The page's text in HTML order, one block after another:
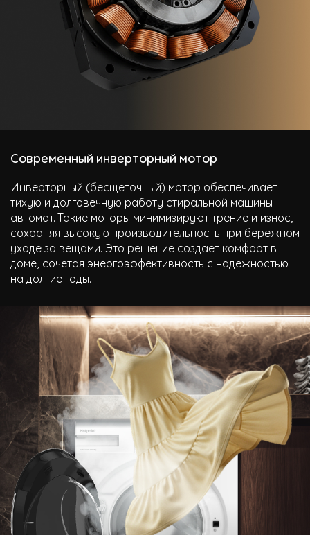
Современный инверторный мотор
Инверторный (бесщеточный) мотор обеспечивает
тихую и долговечную работу стиральной машины
автомат. Такие моторы минимизируют трение и износ,
сохраняя высокую производительность при бережном
уходе за вещами. Это решение создает комфорт в
доме, сочетая энергоэффективность с надежностью
на долгие годы.